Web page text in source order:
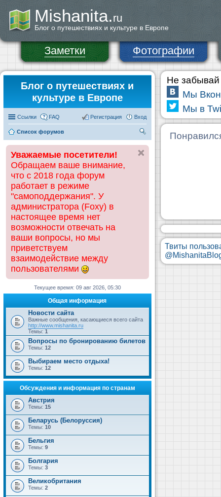
Mishanita.ru
Блог о путешествиях и культуре в Европе
Заметки Фотографии
Блог о путешествиях и
культуре в Европе
Ссылки FAQ Вход
Регистрация
Список форумов
ск
Уважаемые посетители!
Обращаем ваше внимание,
что с 2018 года форум
работает в режиме
"самоподдержания". У
администратора (Foxy) в
настоящее время нет
возможности отвечать на
ваши вопросы, но мы
приветствуем
взаимодействие между
пользователями
Текущее время: 09 авг 2026, 05:30
Общая информация
Новости сайта
Важные сообщения, касающиеся всего сайта
http://www.mishanita.ru
Темы: 1
Вопросы по бронированию билетов
Темы: 12
Выбираем место отдыха!
Темы: 12
Обсуждения и информация по странам
Австрия
Темы: 15
Беларусь (Белоруссия)
Темы: 10
Бельгия
Темы: 9
Болгария
Темы: 3
Великобритания
Темы: 2
Не забывай
Мы
Мы в
Твиты